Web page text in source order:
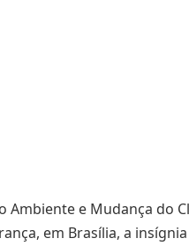
e Mudança do
em Brasília, a